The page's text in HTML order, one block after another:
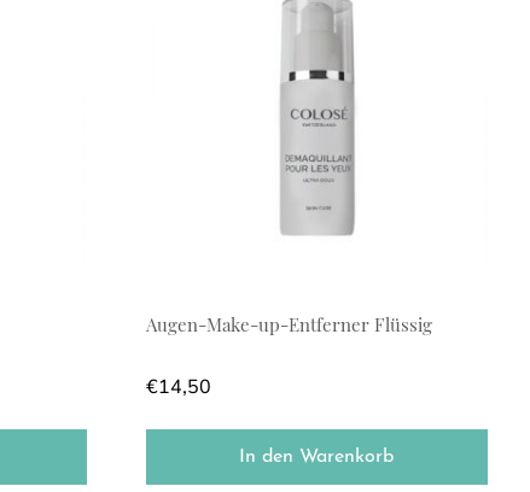
Augen-Make-up-Entferner Flüssig
€14,50
In den Warenkorb